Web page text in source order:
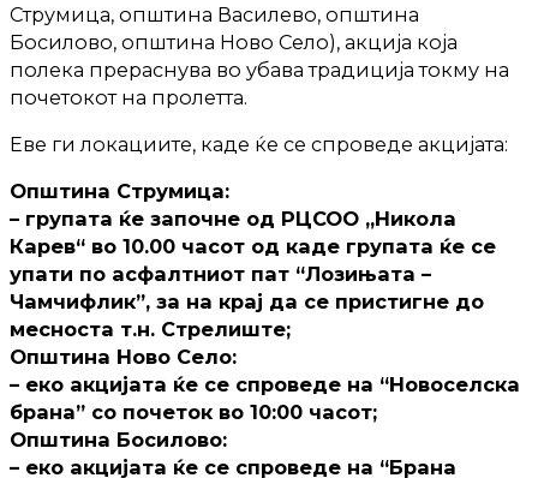
Струмица, општина Василево, општина
Босилово, општина Ново Село), акција која
полека прераснува во убава традиција токму на
почетокот на пролетта.
Еве ги локациите, каде ќе се спроведе акцијата:
Општина Струмица:
– групата ќе започне од РЦСОО „Никола
Карев“ во 10.00 часот од каде групата ќе се
упати по асфалтниот пат “Лозињата –
Чамчифлик”, за на крај да се пристигне до
месноста т.н. Стрелиште;
Општина Ново Село:
– еко акцијата ќе се спроведе на “Новоселска
брана” со почеток во 10:00 часот;
Општина Босилово:
– еко акцијата ќе се спроведе на “Брана